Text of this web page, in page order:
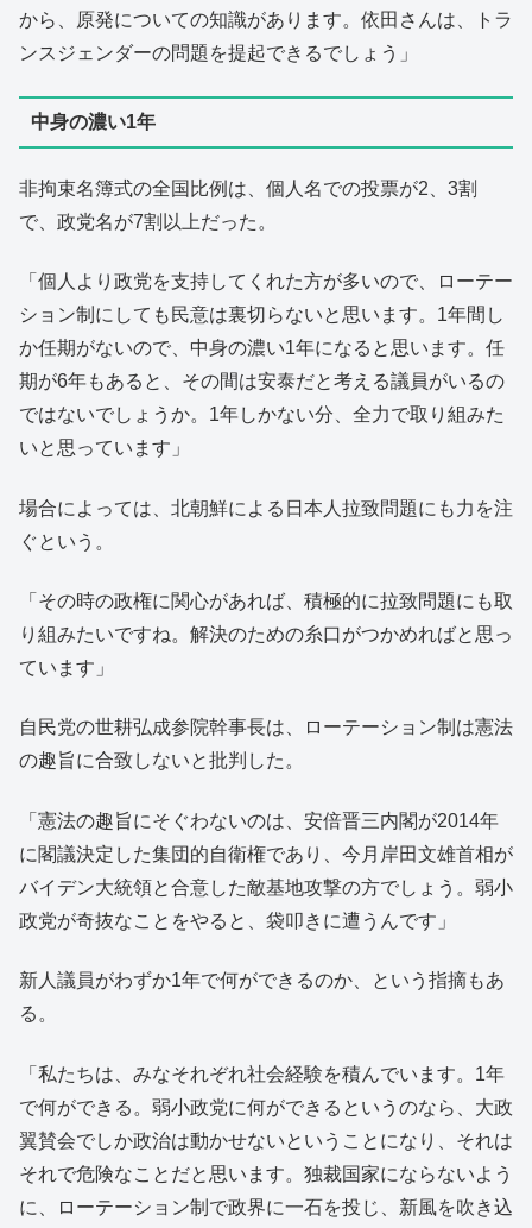
から、原発についての知識があります。依田さんは、トラ
ンスジェンダーの問題を提起できるでしょう」
中身の濃い1年
非拘束名簿式の全国比例は、個人名での投票が2、3割
で、政党名が7割以上だった。
「個人より政党を支持してくれた方が多いので、ローテー
ション制にしても民意は裏切らないと思います。1年間し
か任期がないので、中身の濃い1年になると思います。任
期が6年もあると、その間は安泰だと考える議員がいるの
ではないでしょうか。1年しかない分、全力で取り組みた
いと思っています」
場合によっては、北朝鮮による日本人拉致問題にも力を注
ぐという。
「その時の政権に関心があれば、積極的に拉致問題にも取
り組みたいですね。解決のための糸口がつかめればと思っ
ています」
自民党の世耕弘成参院幹事長は、ローテーション制は憲法
の趣旨に合致しないと批判した。
「憲法の趣旨にそぐわないのは、安倍晋三内閣が2014年
に閣議決定した集団的自衛権であり、今月岸田文雄首相が
バイデン大統領と合意した敵基地攻撃の方でしょう。弱小
政党が奇抜なことをやると、袋叩きに遭うんです」
新人議員がわずか1年で何ができるのか、という指摘もあ
る。
「私たちは、みなそれぞれ社会経験を積んでいます。1年
で何ができる。弱小政党に何ができるというのなら、大政
翼賛会でしか政治は動かせないということになり、それは
それで危険なことだと思います。独裁国家にならないよう
に、ローテーション制で政界に一石を投じ、新風を吹き込